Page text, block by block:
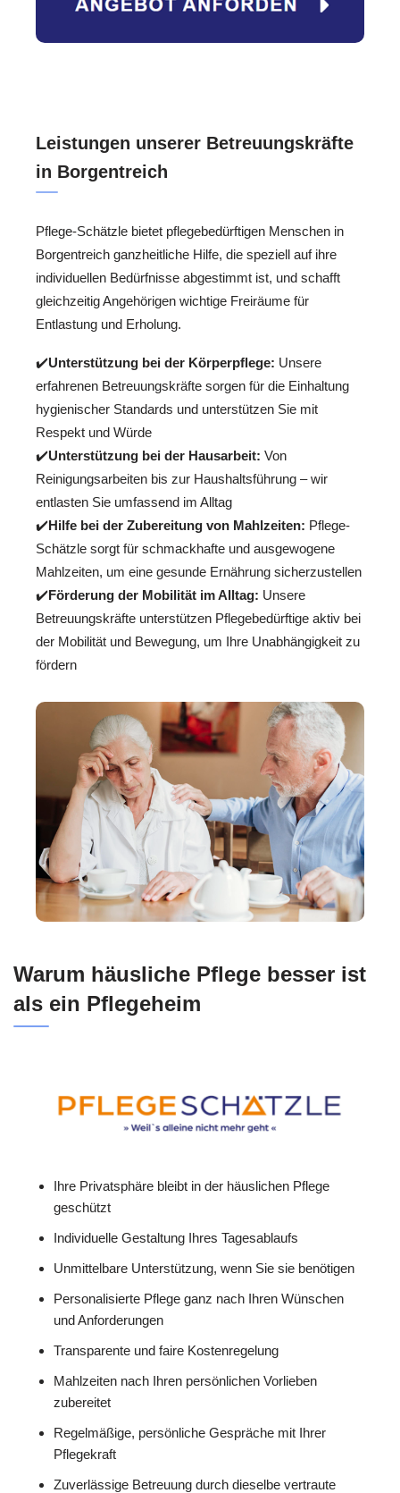
Leistungen unserer Betreuungskräfte
in Borgentreich
Pflege-Schätzle bietet pflegebedürftigen Menschen in
Borgentreich ganzheitliche Hilfe, die speziell auf ihre
individuellen Bedürfnisse abgestimmt ist, und schafft
gleichzeitig Angehörigen wichtige Freiräume für
Entlastung und Erholung.
✔️Unterstützung bei der Körperpflege: Unsere
erfahrenen Betreuungskräfte sorgen für die Einhaltung
hygienischer Standards und unterstützen Sie mit
Respekt und Würde
✔️Unterstützung bei der Hausarbeit: Von
Reinigungsarbeiten bis zur Haushaltsführung – wir
entlasten Sie umfassend im Alltag
✔️Hilfe bei der Zubereitung von Mahlzeiten: Pflege-
Schätzle sorgt für schmackhafte und ausgewogene
Mahlzeiten, um eine gesunde Ernährung sicherzustellen
✔️Förderung der Mobilität im Alltag: Unsere
Betreuungskräfte unterstützen Pflegebedürftige aktiv bei
der Mobilität und Bewegung, um Ihre Unabhängigkeit zu
fördern
Warum häusliche Pflege besser ist
als ein Pflegeheim
Ihre Privatsphäre bleibt in der häuslichen Pflege
geschützt
Individuelle Gestaltung Ihres Tagesablaufs
Unmittelbare Unterstützung, wenn Sie sie benötigen
Personalisierte Pflege ganz nach Ihren Wünschen
und Anforderungen
Transparente und faire Kostenregelung
Mahlzeiten nach Ihren persönlichen Vorlieben
zubereitet
Regelmäßige, persönliche Gespräche mit Ihrer
Pflegekraft
Zuverlässige Betreuung durch dieselbe vertraute